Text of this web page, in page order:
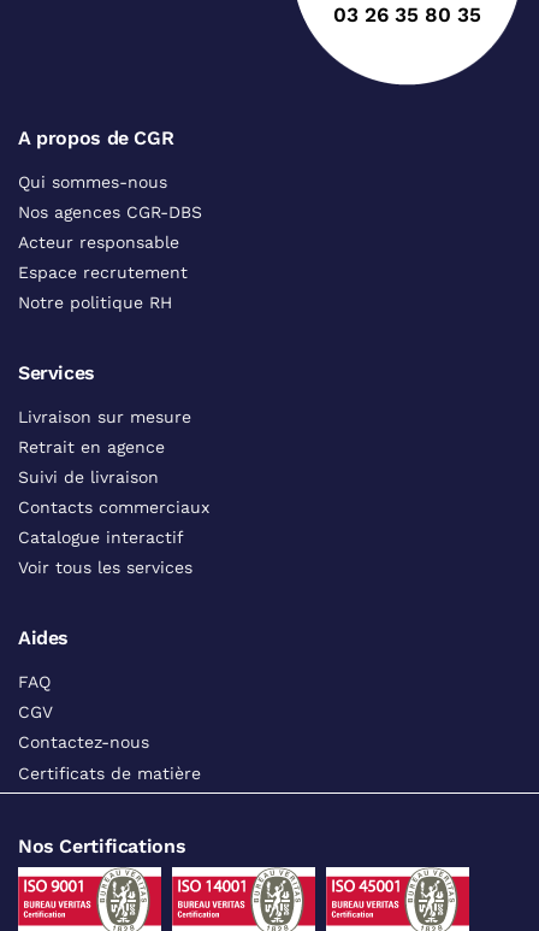
03 26 35 80 35
A propos de CGR
Qui sommes-nous
Nos agences CGR-DBS
Acteur responsable
Espace recrutement
Notre politique RH
Services
Livraison sur mesure
Retrait en agence
Suivi de livraison
Contacts commerciaux
Catalogue interactif
Voir tous les services
Aides
FAQ
CGV
Contactez-nous
Certificats de matière
Nos Certifications